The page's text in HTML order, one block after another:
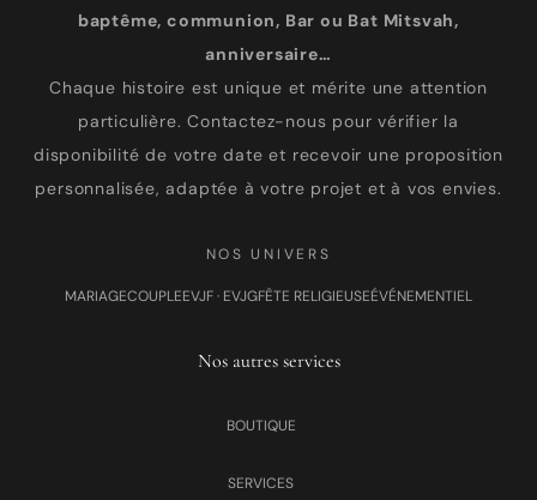
baptême, communion, Bar ou Bat Mitsvah,
anniversaire…
Chaque histoire est unique et mérite une attention
particulière. Contactez-nous pour vérifier la
disponibilité de votre date et recevoir une proposition
personnalisée, adaptée à votre projet et à vos envies.
NOS UNIVERS
MARIAGECOUPLEEVJF · EVJGFÊTE RELIGIEUSEÉVÉNEMENTIEL
Nos autres services
BOUTIQUE
SERVICES